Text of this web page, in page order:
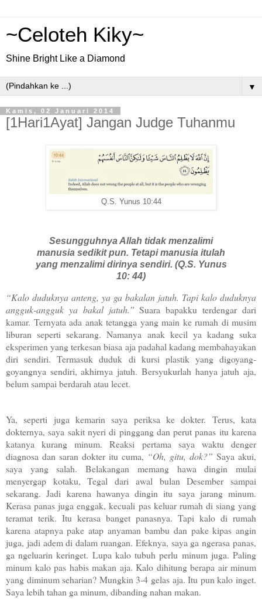
~Celoteh Kiky~
Shine Bright Like a Diamond
▼
Kamis, 02 Januari 2014
[1Hari1Ayat] Jangan Judge Tuhanmu
Q.S. Yunus 10:44
Sesungguhnya Allah tidak menzalimi
manusia sedikit pun. Tetapi manusia itulah
yang menzalimi dirinya sendiri. (Q.S. Yunus
10: 44)
“Kalo duduknya anteng, ya ga bakalan jatuh. Tapi kalo duduknya
angguk-angguk ya bakal jatuh.” Suara bapakku terdengar dari
kamar. Ternyata ada anak tetangga yang main ke rumah di musim
liburan seperti sekarang. Namanya anak kecil ya kadang suka
eksperimen yang terkesan biasa aja padahal kadang membahayakan
diri sendiri. Termasuk duduk di kursi plastik yang digoyang-
goyangnya sendiri, akhirnya jatuh. Bersyukurlah hanya jatuh aja,
belum sampai berdarah atau lecet.
Ya, seperti juga kemarin saya periksa ke dokter. Terus, kata
dokternya, saya sakit nyeri di pinggang dan perut panas itu karena
katanya kurang minum. Reaksi pertama saya waktu denger
diagnosa dan saran dokter itu cuma, “Oh, gitu, dok?” Saya akui,
saya yang salah. Belakangan memang hawa dingin mulai
menyergap kotaku, Tegal dari awal bulan Desember sampai
sekarang. Jadi karena hawanya dingin itu saya jarang minum.
Kerasa panas juga enggak, kecuali pas keluar rumah di siang yang
teramat terik. Itu kerasa banget panasnya. Tapi kalo di rumah
karena atapnya pake atap anyaman bambu dan pake kipas angin
juga, jadi adem di dalam ruangan. Efeknya, saya ga ngerasa panas,
ga ngeluarin keringet. Lupa kalo tubuh perlu minum juga. Paling
minum kalo pas habis makan aja. Kalo dihitung berapa air minum
yang diminum seharian? Mungkin 3-4 gelas aja. Itu pun kalo inget.
Saya lebih tahan ga minum, dibanding nahan makan.